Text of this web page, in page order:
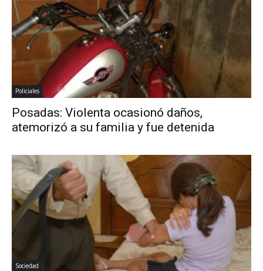
Policiales
Posadas: Violenta ocasionó daños,
atemorizó a su familia y fue detenida
Sociedad